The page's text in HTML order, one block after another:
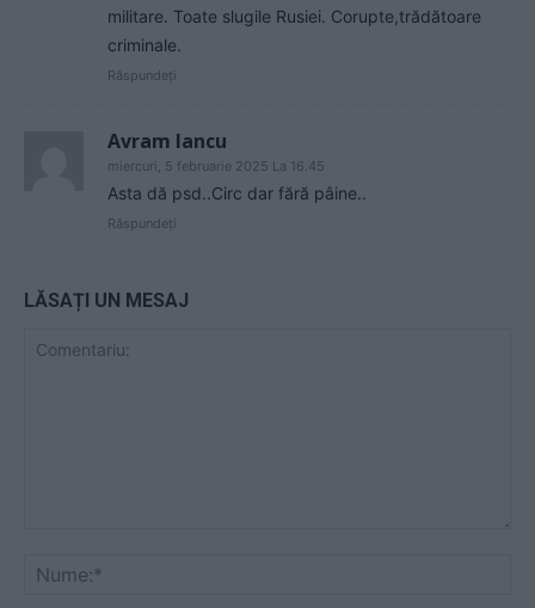
militare. Toate slugile Rusiei. Corupte,trădătoare
criminale.
Răspundeți
Avram Iancu
miercuri, 5 februarie 2025 La 16.45
Asta dă psd..Circ dar fără pâine..
Răspundeți
LĂSAȚI UN MESAJ